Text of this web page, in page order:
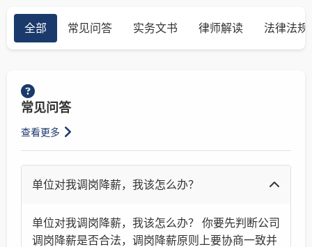
全部 常见问答 实务文书 律师解读 法律法规
常见问答
查看更多
单位对我调岗降薪，我该怎么办？
单位对我调岗降薪，我该怎么办？ 你要先判断公司
调岗降薪是否合法，调岗降薪原则上要协商一致并